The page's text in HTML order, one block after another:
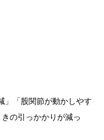
」「股関節が動かしやす
の引っかかりが減っ